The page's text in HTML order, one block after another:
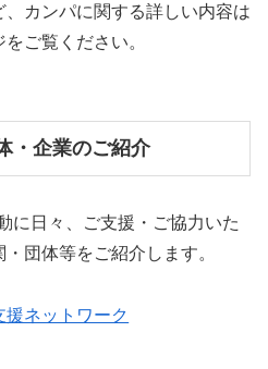
カンパに関する詳しい内容は
をご覧ください。
・企業のご紹介
に日々、ご支援・ご協力いた
団体等をご紹介します。
ネットワーク